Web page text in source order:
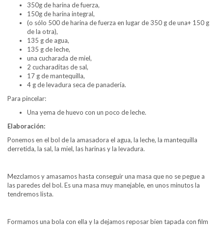
350g de harina de fuerza,
150g de harina integral,
(o sólo 500 de harina de fuerza en lugar de 350 g de una+ 150 g
de la otra),
135 g de agua,
135 g de leche,
una cucharada de miel,
2 cucharaditas de sal,
17 g de mantequilla,
4 g de levadura seca de panadería.
Para pincelar:
Una yema de huevo con un poco de leche.
Elaboración:
Ponemos en el bol de la amasadora el agua, la leche, la mantequilla
derretida, la sal, la miel, las harinas y la levadura.
Mezclamos y amasamos hasta conseguir una masa que no se pegue a
las paredes del bol. Es una masa muy manejable, en unos minutos la
tendremos lista.
Formamos una bola con ella y la dejamos reposar bien tapada con film